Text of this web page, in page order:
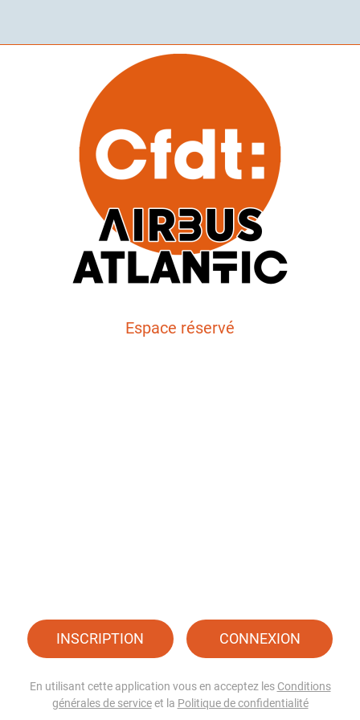
Espace réservé
INSCRIPTION CONNEXION
En utilisant cette application vous en acceptez les Conditions
générales de serviceet la Politique de confidentialité